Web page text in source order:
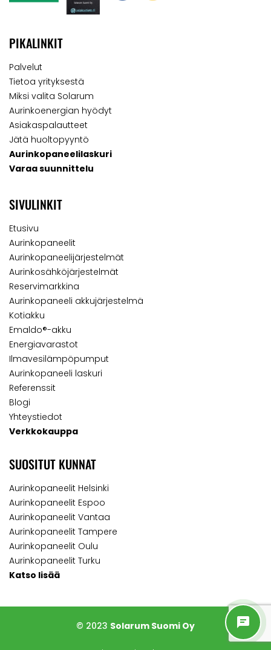
PIKALINKIT
Palvelut
Tietoa yrityksestä
Miksi valita Solarum
Aurinkoenergian hyödyt
Asiakaspalautteet
Jätä huoltopyyntö
Aurinkopaneelilaskuri
Varaa suunnittelu
SIVULINKIT
Etusivu
Aurinkopaneelit
Aurinkopaneelijärjestelmät
Aurinkosähköjärjestelmät
Reservimarkkina
Aurinkopaneeli akkujärjestelmä
Kotiakku
Emaldo®-akku
Energiavarastot
Ilmavesilämpöpumput
Aurinkopaneeli laskuri
Referenssit
Blogi
Yhteystiedot
Verkkokauppa
SUOSITUT KUNNAT
Aurinkopaneelit Helsinki
Aurinkopaneelit Espoo
Aurinkopaneelit Vantaa
Aurinkopaneelit Tampere
Aurinkopaneelit Oulu
Aurinkopaneelit Turku
Katso lisää
© 2023 Solarum Suomi Oy